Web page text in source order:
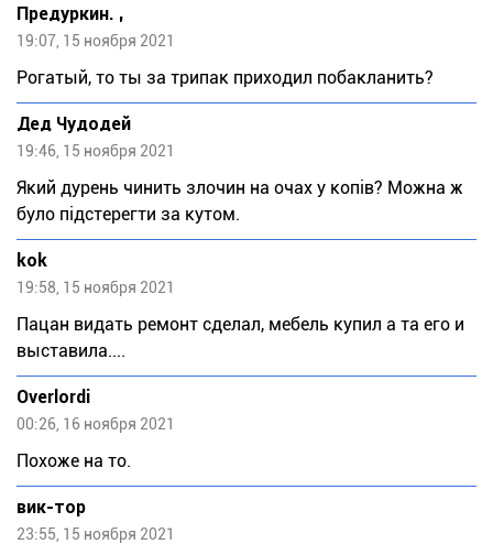
Предуркин. ,
19:07, 15 ноября 2021
Рогатый, то ты за трипак приходил побакланить?
Дед Чудодей
19:46, 15 ноября 2021
Який дурень чинить злочин на очах у копів? Можна ж
було підстерегти за кутом.
kok
19:58, 15 ноября 2021
Пацан видать ремонт сделал, мебель купил а та его и
выставила....
Overlordi
00:26, 16 ноября 2021
Похоже на то.
вик-тор
23:55, 15 ноября 2021